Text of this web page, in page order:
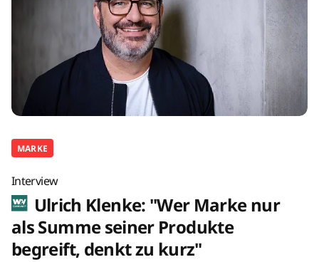
MARKE
Interview
Ulrich Klenke: "Wer Marke nur
als Summe seiner Produkte
begreift, denkt zu kurz"